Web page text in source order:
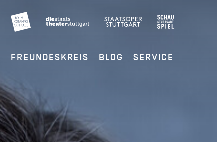
FREUNDESKREIS BLOG SERVICE